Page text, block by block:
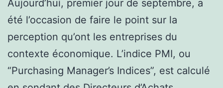
Aujourd’hui, premier jour de septembre, a
été l’occasion de faire le point sur la
perception qu’ont les entreprises du
contexte économique. L’indice PMI, ou
“Purchasing Manager’s Indices”, est calculé